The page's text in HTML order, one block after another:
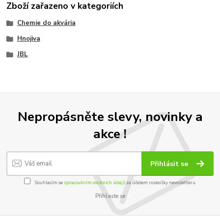
Zboží zařazeno v kategoriích
Chemie do akvária
Hnojiva
JBL
Nepropásněte slevy, novinky a
akce !
Přihlásit se
Souhlasím se zpracováním osobních údajůza účelem rozesílky newsletteru.
Přihlaste se